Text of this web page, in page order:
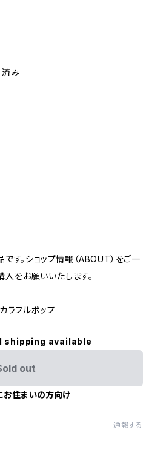
済み
す。ショップ情報（ABOUT）をご一
をお願いいたします。
ラフルポップ
shipping available
out
お住まいの方向け
通報する